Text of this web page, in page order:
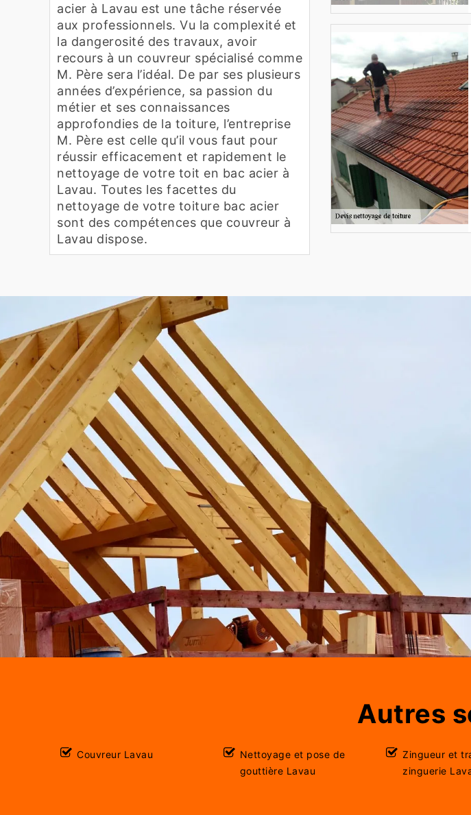
acier à Lavau est une tâche réservée
aux professionnels. Vu la complexité et
la dangerosité des travaux, avoir
recours à un couvreur spécialisé comme
M. Père sera l’idéal. De par ses plusieurs
années d’expérience, sa passion du
métier et ses connaissances
approfondies de la toiture, l’entreprise
M. Père est celle qu’il vous faut pour
réussir efficacement et rapidement le
nettoyage de votre toit en bac acier à
Lavau. Toutes les facettes du
nettoyage de votre toiture bac acier
sont des compétences que couvreur à
Lavau dispose.
Autres
Couvreur Lavau
Nettoyage et pose de
gouttière Lavau
Zingueur et
zinguerie